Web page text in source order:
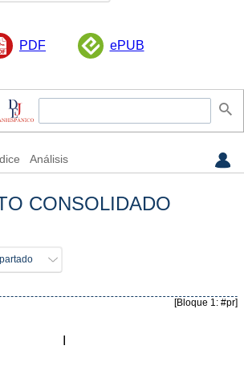
PDF ePUB
Análisis
CONSOLIDADO
[Bloque 1: #pr]